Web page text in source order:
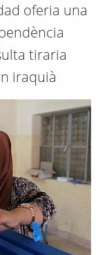
oferia una
tiraria
iraquià